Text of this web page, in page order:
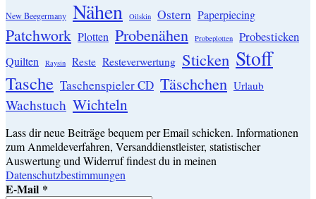
New Beegermany Nähen Oilskin Ostern Paperpiecing
Patchwork Plotten Probenähen Probeplotten Probesticken
Quilten Raysin Reste Resteverwertung Sticken Stoff
Tasche Taschenspieler CD Täschchen Urlaub
Wachstuch Wichteln
Lass dir neue Beiträge bequem per Email schicken. Informationen
zum Anmeldeverfahren, Versanddienstleister, statistischer
Auswertung und Widerruf findest du in meinen
Datenschutzbestimmungen
E-Mail *